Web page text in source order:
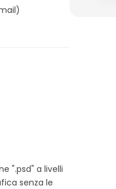
".psd" a livelli
senza le